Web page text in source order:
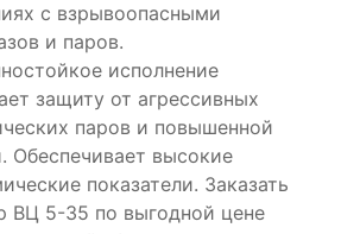
с взрывоопасными
и паров.
исполнение
защиту от агрессивных
паров и повышенной
Обеспечивает высокие
показатели. Заказать
ВЦ 5-35 по выгодной цене